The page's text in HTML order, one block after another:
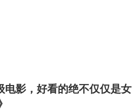
电影，好看的绝不仅仅是女